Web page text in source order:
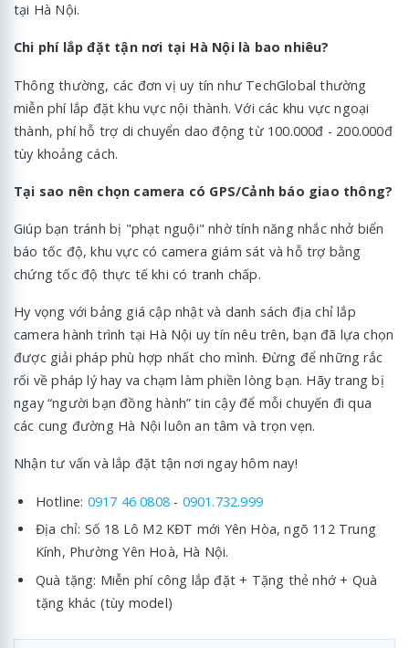
tại Hà Nội.
Chi phí lắp đặt tận nơi tại Hà Nội là bao nhiêu?
Thông thường, các đơn vị uy tín như TechGlobal thường
miễn phí lắp đặt khu vực nội thành. Với các khu vực ngoại
thành, phí hỗ trợ di chuyển dao động từ 100.000đ - 200.000đ
tùy khoảng cách.
Tại sao nên chọn camera có GPS/Cảnh báo giao thông?
Giúp bạn tránh bị "phạt nguội" nhờ tính năng nhắc nhở biển
báo tốc độ, khu vực có camera giám sát và hỗ trợ bằng
chứng tốc độ thực tế khi có tranh chấp.
Hy vọng với bảng giá cập nhật và danh sách địa chỉ lắp
camera hành trình tại Hà Nội uy tín nêu trên, bạn đã lựa chọn
được giải pháp phù hợp nhất cho mình. Đừng để những rắc
rối về pháp lý hay va chạm làm phiền lòng bạn. Hãy trang bị
ngay “người bạn đồng hành” tin cậy để mỗi chuyến đi qua
các cung đường Hà Nội luôn an tâm và trọn vẹn.
Nhận tư vấn và lắp đặt tận nơi ngay hôm nay!
Hotline: 0917 46 0808 - 0901.732.999
Địa chỉ: Số 18 Lô M2 KĐT mới Yên Hòa, ngõ 112 Trung
Kính, Phường Yên Hoà, Hà Nội.
Quà tặng: Miễn phí công lắp đặt + Tặng thẻ nhớ + Quà
tặng khác (tùy model)